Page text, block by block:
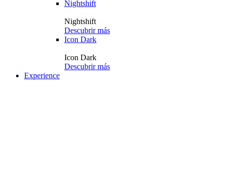
Nightshift
Nightshift
Descubrir más
Icon Dark
Icon Dark
Descubrir más
Experience